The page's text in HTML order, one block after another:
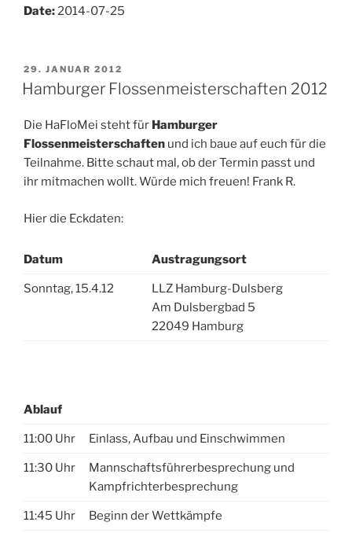
Date:2014-07-25
VERÖFFENTLICHT
AM
29. JANUAR 2012
Hamburger Flossenmeisterschaften 2012
Die HaFloMei steht für Hamburger
Flossenmeisterschaften und ich baue auf euch für die
Teilnahme. Bitte schaut mal, ob der Termin passt und
ihr mitmachen wollt. Würde mich freuen! Frank R.
Hier die Eckdaten:
Datum Austragungsort
Sonntag, 15.4.12
LLZ Hamburg-Dulsberg
Am Dulsbergbad 5
22049 Hamburg
Ablauf
11:00 Uhr Einlass, Aufbau und Einschwimmen
11:30 Uhr
Mannschaftsführerbesprechung und
Kampfrichterbesprechung
11:45 Uhr Beginn der Wettkämpfe